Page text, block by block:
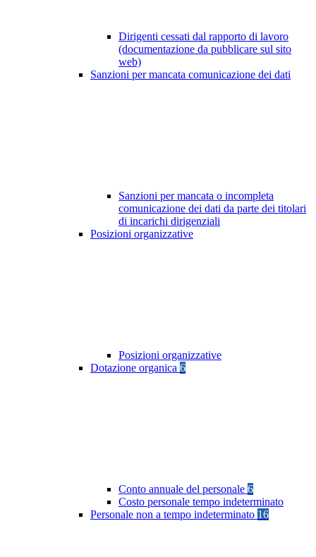
Dirigenti cessati dal rapporto di lavoro
(documentazione da pubblicare sul sito
web)
Sanzioni per mancata comunicazione dei dati
Sanzioni per mancata o incompleta
comunicazione dei dati da parte dei titolari
di incarichi dirigenziali
Posizioni organizzative
Posizioni organizzative
Dotazione organica 6
Conto annuale del personale 6
Costo personale tempo indeterminato
Personale non a tempo indeterminato 16